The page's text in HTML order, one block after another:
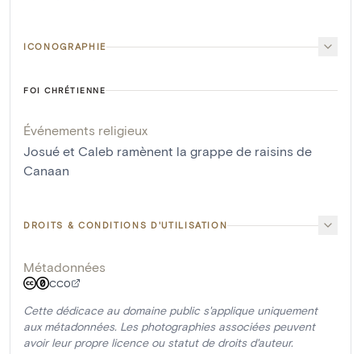
ICONOGRAPHIE
FOI CHRÉTIENNE
Événements religieux
Josué et Caleb ramènent la grappe de raisins de
Canaan
DROITS & CONDITIONS D'UTILISATION
Métadonnées
CC0
Cette dédicace au domaine public s'applique uniquement
aux métadonnées. Les photographies associées peuvent
avoir leur propre licence ou statut de droits d'auteur.